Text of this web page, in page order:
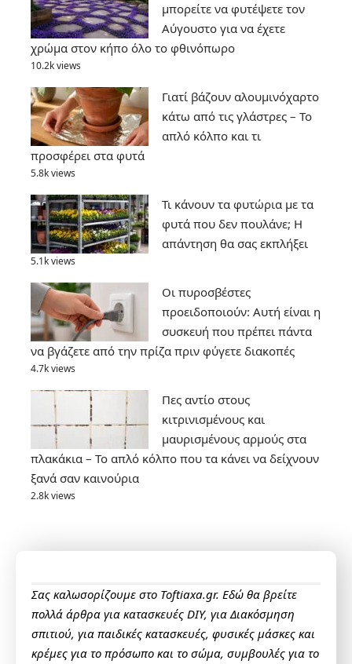
μπορείτε να φυτέψετε τον
Αύγουστο για να έχετε
χρώμα στον κήπο όλο το φθινόπωρο
10.2k views
Γιατί βάζουν αλουμινόχαρτο
κάτω από τις γλάστρες – Το
απλό κόλπο και τι
προσφέρει στα φυτά
5.8k views
Τι κάνουν τα φυτώρια με τα
φυτά που δεν πουλάνε; Η
απάντηση θα σας εκπλήξει
5.1k views
Οι πυροσβέστες
προειδοποιούν: Αυτή είναι η
συσκευή που πρέπει πάντα
να βγάζετε από την πρίζα πριν φύγετε διακοπές
4.7k views
Πες αντίο στους
κιτρινισμένους και
μαυρισμένους αρμούς στα
πλακάκια – Το απλό κόλπο που τα κάνει να δείχνουν
ξανά σαν καινούρια
2.8k views
Σας καλωσορίζουμε στο Toftiaxa.gr. Εδώ θα βρείτε
πολλά άρθρα για κατασκευές DIY, για Διακόσμηση
σπιτιού, για παιδικές κατασκευές, φυσικές μάσκες και
κρέμες για το πρόσωπο και το σώμα, συμβουλές για το